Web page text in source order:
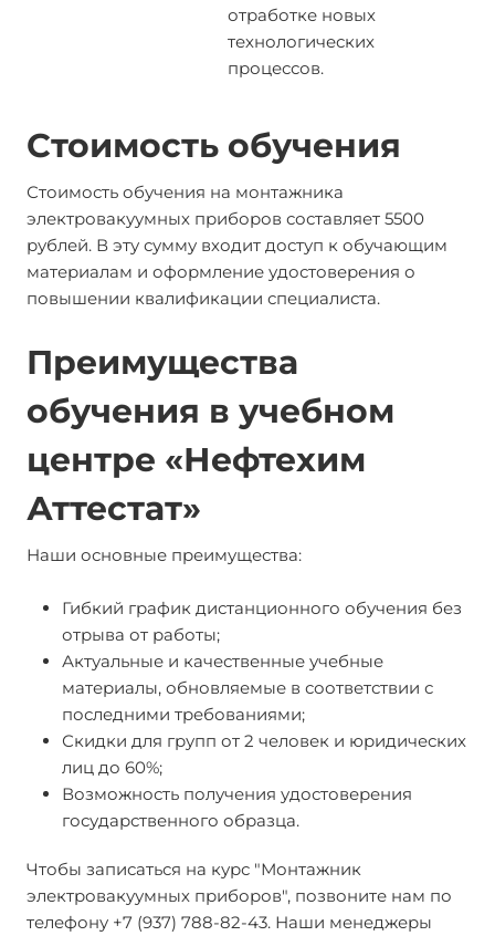
отработке новых
технологических
процессов.
Стоимость обучения
Стоимость обучения на монтажника
электровакуумных приборов составляет 5500
рублей. В эту сумму входит доступ к обучающим
материалам и оформление удостоверения о
повышении квалификации специалиста.
Преимущества
обучения в учебном
центре «Нефтехим
Аттестат»
Наши основные преимущества:
Гибкий график дистанционного обучения без
отрыва от работы;
Актуальные и качественные учебные
материалы, обновляемые в соответствии с
последними требованиями;
Скидки для групп от 2 человек и юридических
лиц до 60%;
Возможность получения удостоверения
государственного образца.
Чтобы записаться на курс "Монтажник
электровакуумных приборов", позвоните нам по
телефону +7 (937) 788-82-43. Наши менеджеры